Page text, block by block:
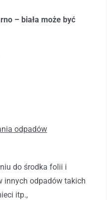
– biała może być
odpadów
do środka folii i
innych odpadów takich
itp.,